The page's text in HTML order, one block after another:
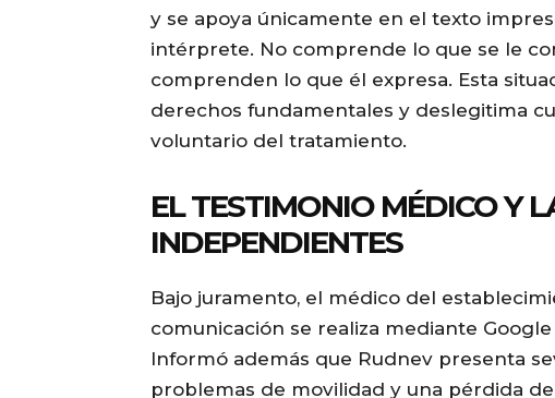
y se apoya únicamente en el texto
intérprete. No comprende lo que se le
comprenden lo que él expresa. Esta
derechos fundamentales y deslegitima
voluntario del tratamiento.
EL TESTIMONIO MÉDICO Y
INDEPENDIENTES
Bajo juramento, el médico del
comunicación se realiza mediante
Informó además que Rudnev presenta
problemas de movilidad y una pérdida